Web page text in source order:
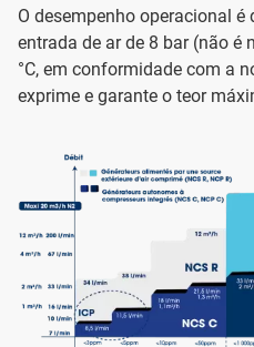
O desempenho operacional
entrada de ar de 8 bar (não é
°C, em conformidade com a
exprime e garante o teor